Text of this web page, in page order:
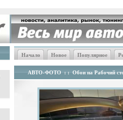
Начало Новое Популярное
АВТО-ФОТО : : Обои на Рабочий